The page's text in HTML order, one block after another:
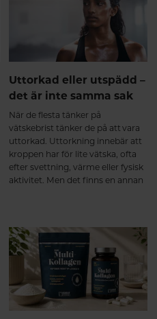
ligament. Redan från omkring
25-årsåldern börjar kroppens
egen kollagenproduktion minska,
samtidigt som nedbrytningen
gradvis ökar. Ålder, fysisk
belastning, stillasittande, stress
och andra livsstilsfaktorer kan
också påverka kroppens
kollagenbalans¹. Resultatet blir
att bindväven successivt förlorar
en del av sin styrka och elasticitet,
vilket kan bidra till att kroppen
känns stelare och
återhämtningen tar längre tid.
hydrolyserade kollagenpeptider.
Det innebär att kollagenet redan
brutits ner till mindre peptider
som tas upp effektivt i
tunntarmen. Efter upptaget
transporteras kollagenpeptiderna
via blodet till olika vävnader i
Uttorkad eller utspädd –
det är inte samma sak
När de flesta tänker på
vätskebrist tänker de på att vara
uttorkad. Uttorkning innebär att
kroppen har för lite vätska, ofta
efter svettning, värme eller fysisk
aktivitet. Men det finns en annan